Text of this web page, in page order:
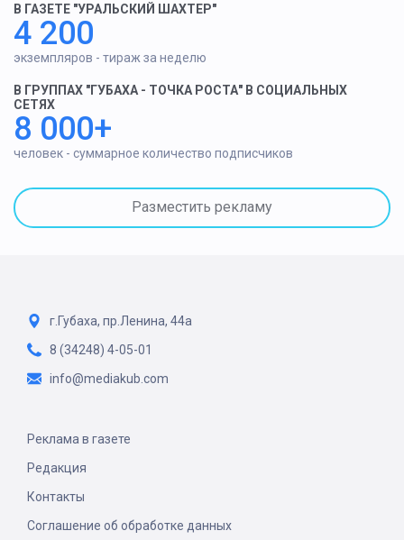
В ГАЗЕТЕ "УРАЛЬСКИЙ ШАХТЕР"
4 200
экземпляров - тираж за неделю
В ГРУППАХ "ГУБАХА - ТОЧКА РОСТА" В СОЦИАЛЬНЫХ
СЕТЯХ
8 000+
человек - суммарное количество подписчиков
Разместить рекламу
г.Губаха, пр.Ленина, 44а
8 (34248) 4-05-01
info@mediakub.com
Реклама в газете
Редакция
Контакты
Соглашение об обработке данных